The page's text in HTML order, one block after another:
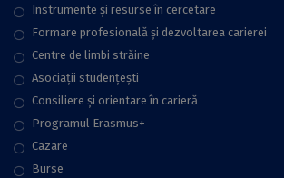
Instrumente și resurse în cercetare
Formare profesională și dezvoltarea carierei
Centre de limbi străine
Asociații studențești
Consiliere şi orientare în carieră
Programul Erasmus+
Cazare
Burse